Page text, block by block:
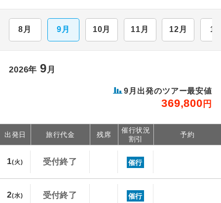
8月 9月 10月 11月 12月 1
2026年 9月
9月出発のツアー最安値
369,800 円
出発日 旅行代金 残席
催行状況
割引
予約
1(火) 受付終了 催行
2(水) 受付終了 催行